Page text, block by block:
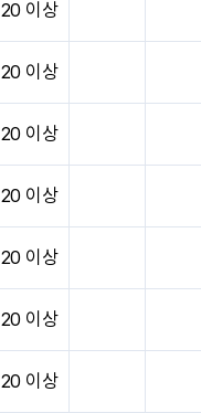
20 이상
20 이상
20 이상
20 이상
20 이상
20 이상
20 이상